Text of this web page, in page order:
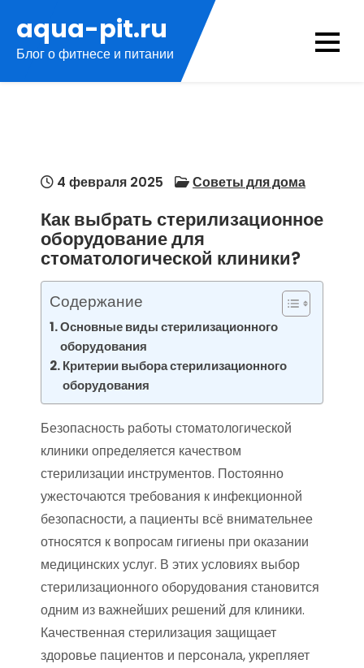
содержимому
aqua-pit.ru
Блог о фитнесе и питании
4 февраля 2025 Советы для дома
Как выбрать стерилизационное
оборудование для
стоматологической клиники?
Содержание
Основные виды стерилизационного
оборудования
Критерии выбора стерилизационного
оборудования
Безопасность работы стоматологической
клиники определяется качеством
стерилизации инструментов. Постоянно
ужесточаются требования к инфекционной
безопасности, а пациенты всё внимательнее
относятся к вопросам гигиены при оказании
медицинских услуг. В этих условиях выбор
стерилизационного оборудования становится
одним из важнейших решений для клиники.
Качественная стерилизация защищает
здоровье пациентов и персонала, укрепляет